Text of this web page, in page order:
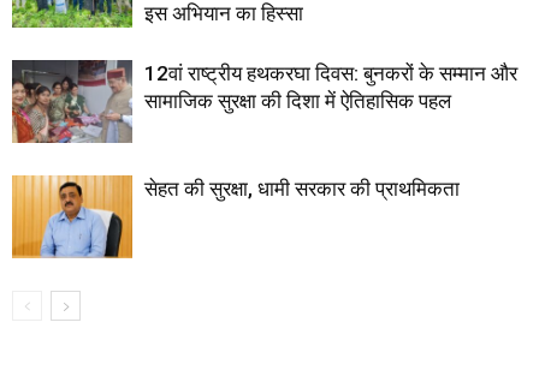
इस अभियान का हिस्सा
12वां राष्ट्रीय हथकरघा दिवस: बुनकरों के सम्मान और
सामाजिक सुरक्षा की दिशा में ऐतिहासिक पहल
सेहत की सुरक्षा, धामी सरकार की प्राथमिकता